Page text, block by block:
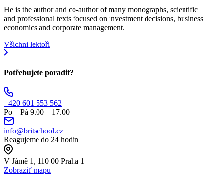
He is the author and co-author of many monographs, scientific
and professional texts focused on investment decisions, business
economics and corporate management.
Všichni lektoři
Potřebujete poradit?
+420 601 553 562
Po—Pá 9.00—17.00
info@britschool.cz
Reagujeme do 24 hodin
V Jámě 1, 110 00 Praha 1
Zobraziť mapu